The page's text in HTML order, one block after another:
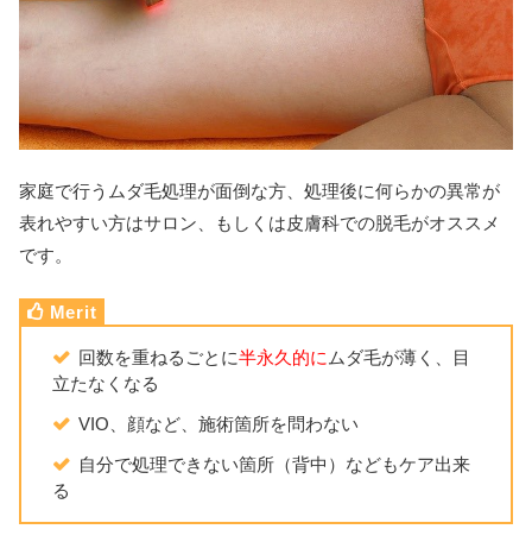
家庭で行うムダ毛処理が面倒な方、処理後に何らかの異常が
表れやすい方はサロン、もしくは皮膚科での脱毛がオススメ
です。
回数を重ねるごとに半永久的に ムダ毛が薄く、目
立たなくなる
VIO、顔など、施術箇所を問わない
自分で処理できない箇所（背中）などもケア出来
る